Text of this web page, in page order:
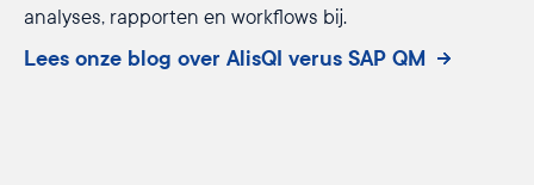
analyses, rapporten en workflows bij.
Lees onze blog over AlisQI verus SAP QM